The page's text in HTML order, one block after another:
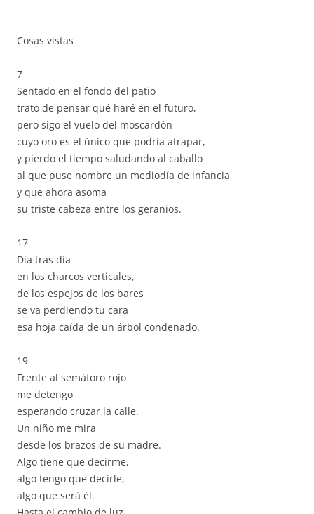
Cosas vistas
7
Sentado en el fondo del patio
trato de pensar qué haré en el futuro,
pero sigo el vuelo del moscardón
cuyo oro es el único que podría atrapar,
y pierdo el tiempo saludando al caballo
al que puse nombre un mediodía de infancia
y que ahora asoma
su triste cabeza entre los geranios.
17
Día tras día
en los charcos verticales,
de los espejos de los bares
se va perdiendo tu cara
esa hoja caída de un árbol condenado.
19
Frente al semáforo rojo
me detengo
esperando cruzar la calle.
Un niño me mira
desde los brazos de su madre.
Algo tiene que decirme,
algo tengo que decirle,
algo que será él.